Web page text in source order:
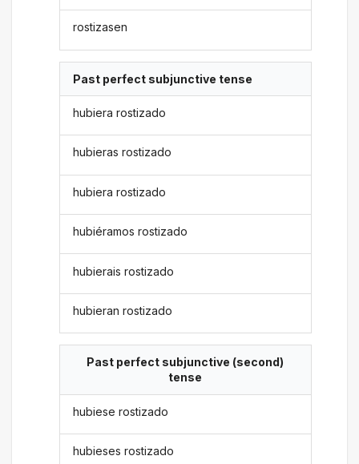
rostizasen
Past perfect subjunctive tense
hubiera rostizado
hubieras rostizado
hubiera rostizado
hubiéramos rostizado
hubierais rostizado
hubieran rostizado
Past perfect subjunctive (second)
tense
hubiese rostizado
hubieses rostizado